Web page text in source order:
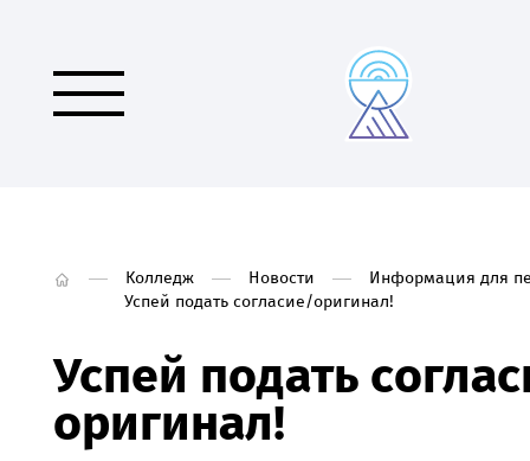
Колледж Новости
Информация для
Успей подать согласие/оригинал!
Успей подать
оригинал!